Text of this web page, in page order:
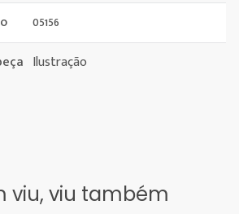
05156
Ilustração
viu, viu também